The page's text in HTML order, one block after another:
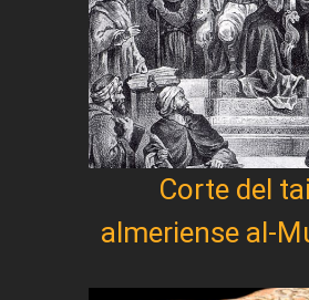
Corte del
almeriense al-